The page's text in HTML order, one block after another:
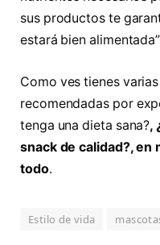
sus productos te
estará bien alimentada”
Como ves tienes
recomendadas por
tenga una dieta sana?,
snack de calidad?, en
todo.
Estilo de vida